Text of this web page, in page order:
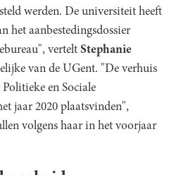
werden. De universiteit heeft
het aanbestedingsdossier
vertelt Stephanie
van de UGent. "De verhuis
en Sociale
jaar 2020 plaatsvinden",
volgens haar in het voorjaar